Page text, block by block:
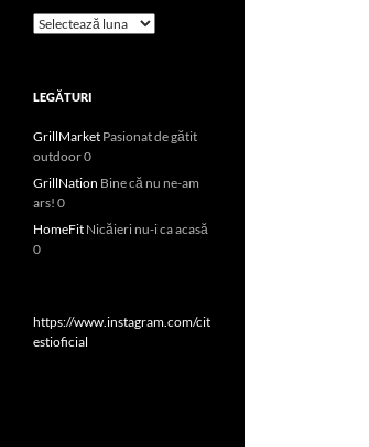
Arhive
LEGĂTURI
GrillMarket Pasionat de gătit
outdoor 0
GrillNation Bine că nu ne-am
ars! 0
HomeFit Nicăieri nu-i ca acasă
0
https://www.instagram.com/cit
estioficial